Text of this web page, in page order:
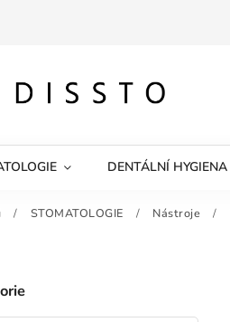
DENTÁLNÍ HYGIENA
/ STOMATOLOGIE / Nástroje /